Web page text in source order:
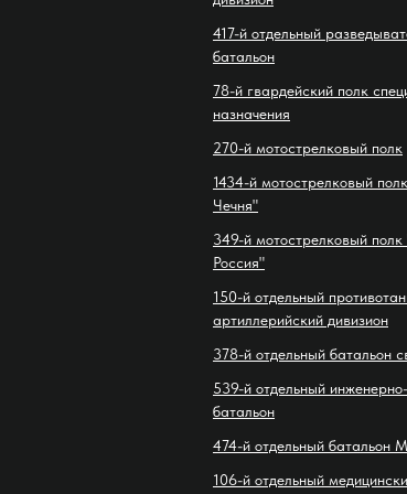
417-й отдельный
батальон
78-й гвардейский полк
назначения
270-й мотострелковый полк
1434-й мотострелковый
Чечня"
349-й мотострелковый
Россия"
150-й отдельный
артиллерийский дивизион
378-й отдельный батальон
539-й отдельный
батальон
474-й отдельный батальон
106-й отдельный